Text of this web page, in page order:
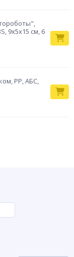
9х5х15 см, 6
РР, АБС,